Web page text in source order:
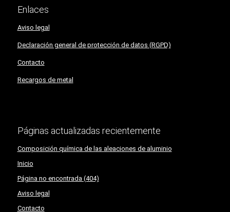
Enlaces
Aviso legal
Declaración general de protección de datos (RGPD)
Contacto
Recargos de metal
Páginas actualizadas recientemente
Composición química de las aleaciones de aluminio
Inicio
Página no encontrada (404)
Aviso legal
Contacto